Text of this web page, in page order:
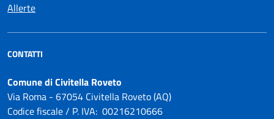
Allerte
CONTATTI
Comune di Civitella Roveto
Via Roma - 67054 Civitella Roveto (AQ)
Codice fiscale / P. IVA: 00216210666